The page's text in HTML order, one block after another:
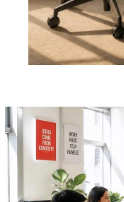
Pemutar
Video